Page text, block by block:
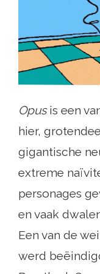
Opusis een
hier,
gigantische
extreme
personages
en vaak
Een van de
werd